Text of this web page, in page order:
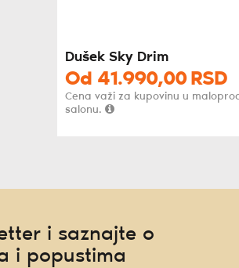
Dušek Sky Drim
Od 41.990,00 RSD
Cena važi za kupovinu u
salonu.
i saznajte o
i popustima